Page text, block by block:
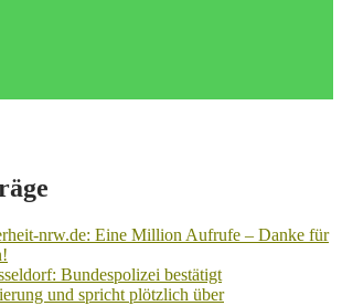
nrw.de: Eine Million Aufrufe – Danke für
Bundespolizei bestätigt
und spricht plötzlich über